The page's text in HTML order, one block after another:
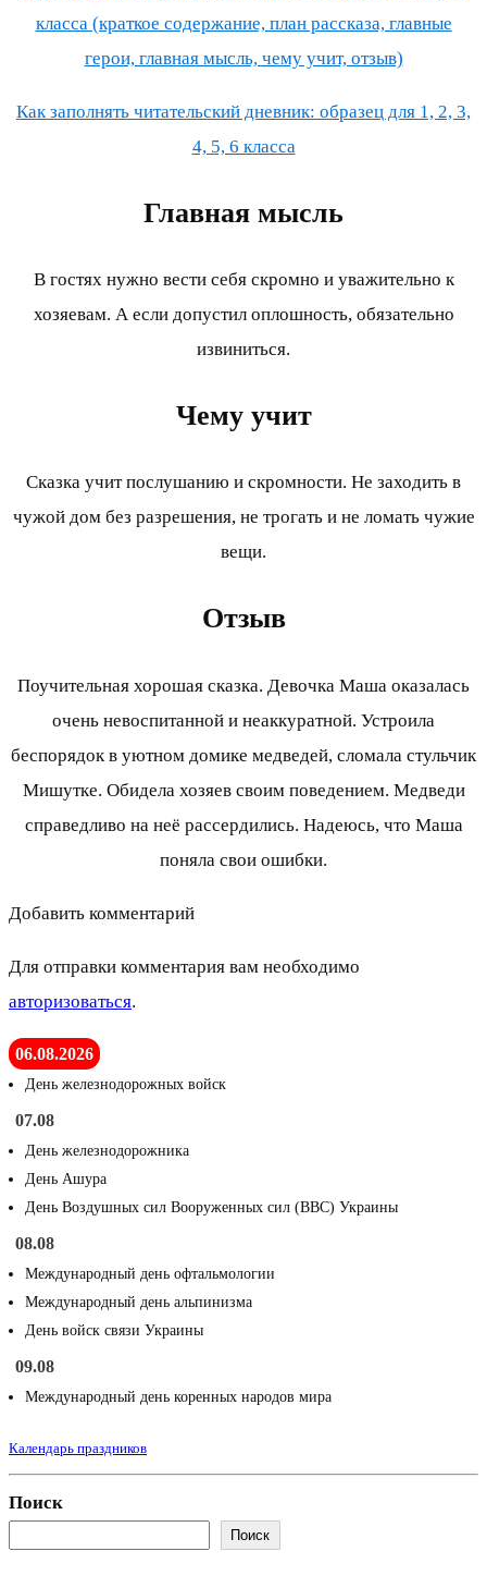
класса (краткое содержание, план рассказа, главные
герои, главная мысль, чему учит, отзыв)
Как заполнять читательский дневник: образец для 1, 2, 3,
4, 5, 6 класса
Главная мысль
В гостях нужно вести себя скромно и уважительно к
хозяевам. А если допустил оплошность, обязательно
извиниться.
Чему учит
Сказка учит послушанию и скромности. Не заходить в
чужой дом без разрешения, не трогать и не ломать чужие
вещи.
Отзыв
Поучительная хорошая сказка. Девочка Маша оказалась
очень невоспитанной и неаккуратной. Устроила
беспорядок в уютном домике медведей, сломала стульчик
Мишутке. Обидела хозяев своим поведением. Медведи
справедливо на неё рассердились. Надеюсь, что Маша
поняла свои ошибки.
Добавить комментарий
Для отправки комментария вам необходимо
авторизоваться.
06.08.2026
День железнодорожных войск
07.08
День железнодорожника
День Ашура
День Воздушных сил Вооруженных сил (ВВС) Украины
08.08
Международный день офтальмологии
Международный день альпинизма
День войск связи Украины
09.08
Международный день коренных народов мира
Календарь праздников
Поиск
Поиск